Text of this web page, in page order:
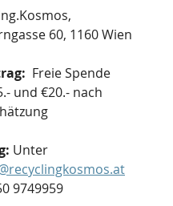
60, 1160 Wien
Freie Spende
und €20.- nach
Unter
9749959